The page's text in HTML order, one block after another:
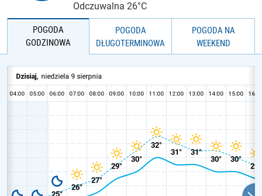
Odczuwalna 26°C
POGODA
GODZINOWA
POGODA
DŁUGOTERMINOWA
POGODA NA
WEEKEND